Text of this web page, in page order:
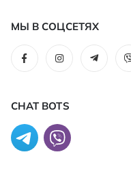
МЫ В СОЦСЕТЯХ
CHAT BOTS